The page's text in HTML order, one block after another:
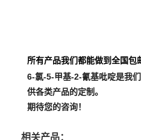
所有产品我们都能做到全国包
6-氯-5-甲基-2-氰基吡啶是我
供各类产品的定制。
期待您的咨询！
相关产品：